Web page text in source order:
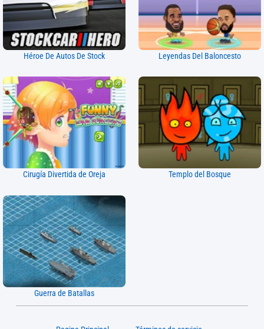
Héroe De Autos De Stock Leyendas Del Baloncesto
Cirugía Divertida de Oreja Templo del Bosque
Guerra de Batallas